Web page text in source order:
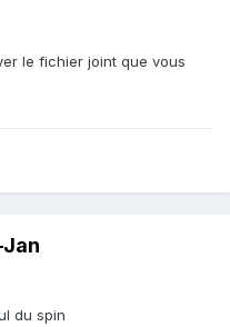
le fichier joint que vous
du spin